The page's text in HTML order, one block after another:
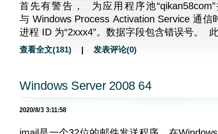
首先有警告， 为应用程序池
与 Windows Process Activation Service 通信
进程 ID 为“2xxx4”。数据字段包含错误号。
查看全文(181) | 发表评论(0)
Windows Server 2008 64
2020/8/3 3:11:58